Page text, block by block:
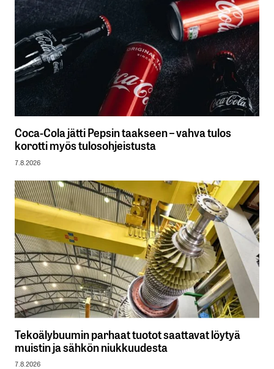
Coca-Cola jätti Pepsin taakseen – vahva tulos
korotti myös tulosohjeistusta
7.8.2026
Tekoälybuumin parhaat tuotot saattavat löytyä
muistin ja sähkön niukkuudesta
7.8.2026